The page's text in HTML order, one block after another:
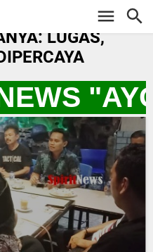
LUGAS,
"AYO